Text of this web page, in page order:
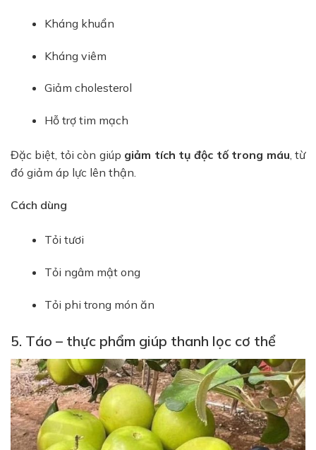
Kháng khuẩn
Kháng viêm
Giảm cholesterol
Hỗ trợ tim mạch
Đặc biệt, tỏi còn giúp giảm tích tụ độc tố trong máu, từ
đó giảm áp lực lên thận.
Cách dùng
Tỏi tươi
Tỏi ngâm mật ong
Tỏi phi trong món ăn
5. Táo – thực phẩm giúp thanh lọc cơ thể